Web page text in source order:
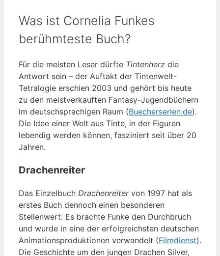
Was ist Cornelia Funkes
berühmteste Buch?
Für die meisten Leser dürfte Tintenherz die
Antwort sein – der Auftakt der Tintenwelt-
Tetralogie erschien 2003 und gehört bis heute
zu den meistverkauften Fantasy-Jugendbüchern
im deutschsprachigen Raum (Buecherserien.de).
Die Idee einer Welt aus Tinte, in der Figuren
lebendig werden können, fasziniert seit über 20
Jahren.
Drachenreiter
Das Einzelbuch Drachenreitervon 1997 hat als
erstes Buch dennoch einen besonderen
Stellenwert: Es brachte Funke den Durchbruch
und wurde in eine der erfolgreichsten deutschen
Animationsproduktionen verwandelt (Filmdienst).
Die Geschichte um den jungen Drachen Silver,